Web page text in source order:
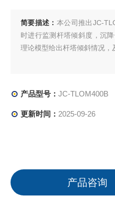
简要描述： 本公司推出JC-
时进行监测杆塔倾斜度，沉
理论模型给出杆塔倾斜情况，
产品型号： JC-TLOM400B
更新时间： 2025-09-26
产品咨询